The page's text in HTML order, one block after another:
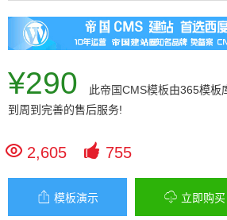
¥290 此帝国CMS模板由365模板
到周到完善的售后服务!
 2,605  755
 模板演示  立即购买